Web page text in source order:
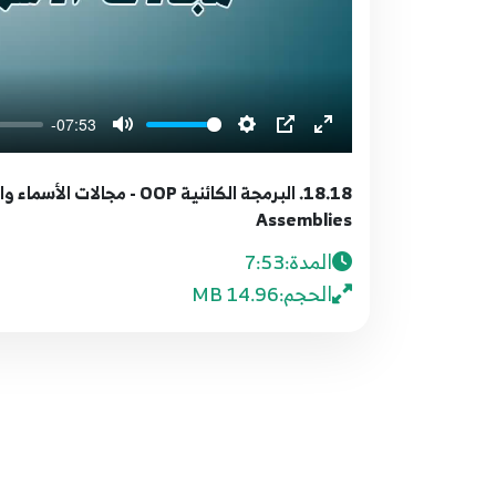
-07:53
Assemblies
المدة:7:53
الحجم:14.96 MB